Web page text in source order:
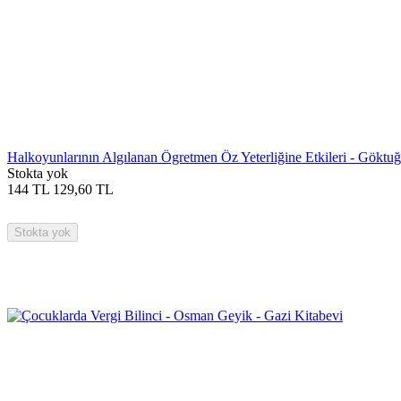
Halkoyunlarının Algılanan Ögretmen Öz Yeterliğine Etkileri -
Stokta yok
144 TL 129,60 TL
Stokta yok